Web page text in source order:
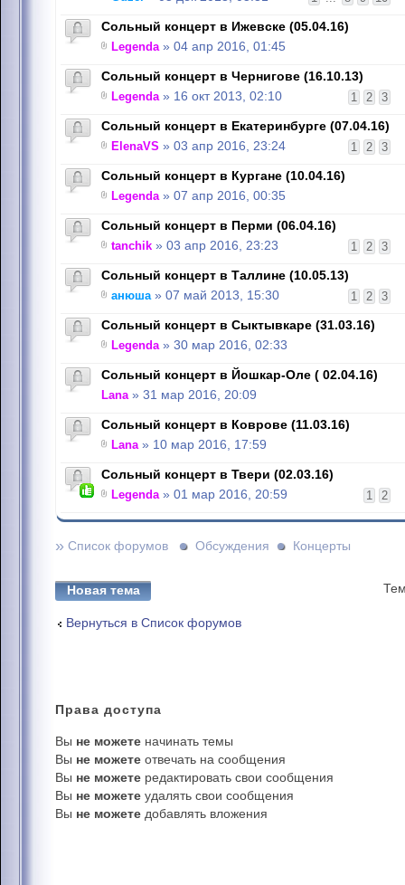
Сольный концерт в Ижевске (05.04.16)
Legenda» 04 апр 2016, 01:45
Сольный концерт в Чернигове (16.10.13)
1 2 3
Legenda» 16 окт 2013, 02:10
Сольный концерт в Екатеринбурге (07.04.16)
1 2 3
ElenaVS » 03 апр 2016, 23:24
Сольный концерт в Кургане (10.04.16)
Legenda» 07 апр 2016, 00:35
Сольный концерт в Перми (06.04.16)
1 2 3
tanchik » 03 апр 2016, 23:23
Сольный концерт в Таллине (10.05.13)
1 2 3
анюша» 07 май 2013, 15:30
Сольный концерт в Сыктывкаре (31.03.16)
Legenda» 30 мар 2016, 02:33
Сольный концерт в Йошкар-Оле ( 02.04.16)
Lana» 31 мар 2016, 20:09
Сольный концерт в Коврове (11.03.16)
Lana» 10 мар 2016, 17:59
Сольный концерт в Твери (02.03.16)
1 2
Legenda» 01 мар 2016, 20:59
» Список форумов Обсуждения Концерты
Новая тема
Вернуться в Список форумов
Права доступа
Вы не можете начинать темы
Вы не можете отвечать на сообщения
Вы не можете редактировать свои сообщения
Вы не можете удалять свои сообщения
Вы не можете добавлять вложения